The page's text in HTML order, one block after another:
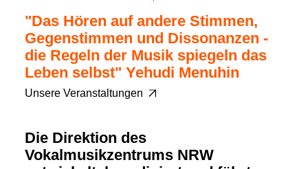
"Das Hören auf andere Stimmen,
Gegenstimmen und Dissonanzen -
die Regeln der Musik spiegeln das
Leben selbst" Yehudi Menuhin
Unsere Veranstaltungen
Die Direktion des
Vokalmusikzentrums NRW